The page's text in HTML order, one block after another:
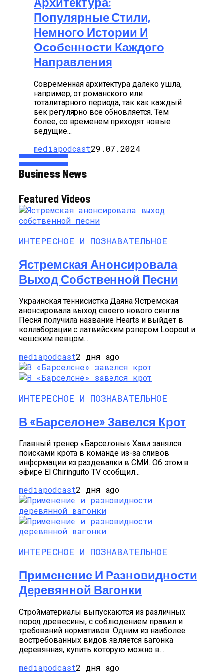
Популярные Стили,
Немного Истории И
Особенности Каждого
Направления
Современная архитектура далеко ушла,
например, от романского или
тоталитарного периода, так как каждый
век регулярно все обновляется. Тем
более, со временем приходят новые
ведущие...
mediapodcast29.07.2024
Business News
Featured Videos
ИНТЕРЕСНОЕ И ПОЗНАВАТЕЛЬНОЕ
Ястремская Анонсировала
Выход Собственной Песни
Украинская теннисистка Даяна Ястремская
анонсировала выход своего нового сингла.
Песня получила название Hearts и выйдет в
коллаборации с латвийским рэпером Loopout и
чешским певцом...
mediapodcast2 дня ago
ИНТЕРЕСНОЕ И ПОЗНАВАТЕЛЬНОЕ
В «Барселоне» Завелся Крот
Главный тренер «Барселоны» Хави занялся
поисками крота в команде из-за сливов
информации из раздевалки в СМИ. Об этом в
эфире El Chiringuito TV сообщил...
mediapodcast2 дня ago
ИНТЕРЕСНОЕ И ПОЗНАВАТЕЛЬНОЕ
Применение И Разновидности
Деревянной Вагонки
Стройматериалы выпускаются из различных
пород древесины, с соблюдением правил и
требований нормативов. Одним из наиболее
востребованных видов является вагонка
деревянная, купить которую можно в...
mediapodcast2 дня ago